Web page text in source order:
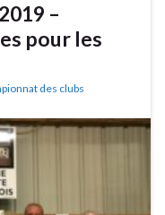
–
pour les
des clubs